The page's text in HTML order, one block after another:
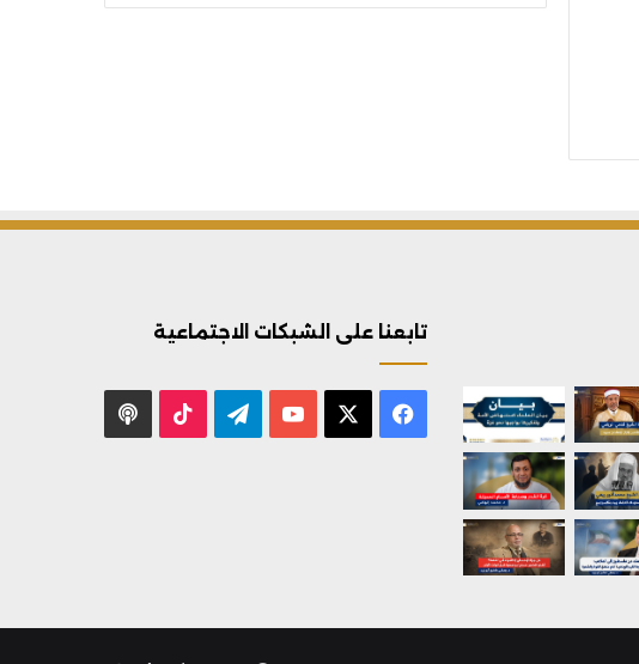
تابعنا على الشبكات الاجتماعية
فيسبوك يوتيوب تيلقرام ‫TikTok